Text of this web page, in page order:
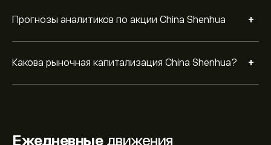
Прогнозы аналитиков по акции China Shenhua +
Какова рыночная капитализация China Shenhua? +
Ежедневныедвижения